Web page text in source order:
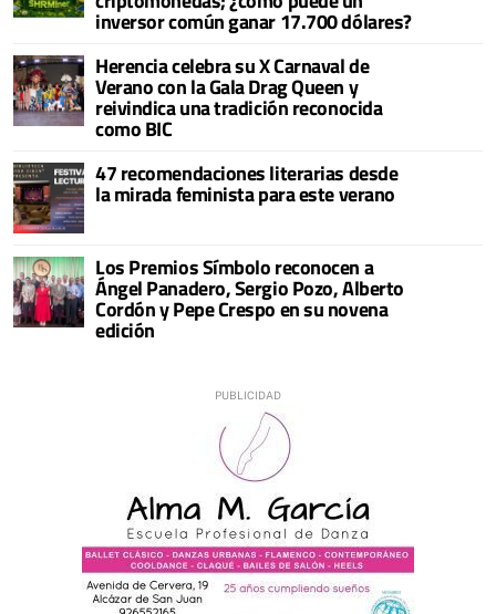
inversor común ganar 17.700 dólares?
Herencia celebra su X Carnaval de
Verano con la Gala Drag Queen y
reivindica una tradición reconocida
como BIC
47 recomendaciones literarias desde
la mirada feminista para este verano
Los Premios Símbolo reconocen a
Ángel Panadero, Sergio Pozo, Alberto
Cordón y Pepe Crespo en su novena
edición